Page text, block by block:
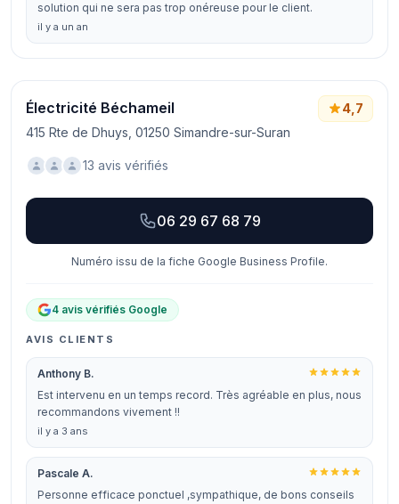
solution qui ne sera pas trop onéreuse pour le client.
il y a un an
Électricité Béchameil
415 Rte de Dhuys, 01250 Simandre-sur-Suran
4,7
13 avis vérifiés
06 29 67 68 79
Numéro issu de la fiche Google Business Profile.
4 avis vérifiés Google
AVIS CLIENTS
Anthony B.
Est intervenu en un temps record. Très agréable en plus, nous
recommandons vivement !!
il y a 3 ans
Pascale A.
Personne efficace ponctuel ,sympathique, de bons conseils